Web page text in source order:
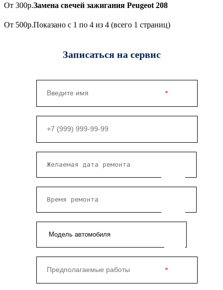
От 300р.Замена свечей зажигания Peugeot 208
От 500р.Показано с 1 по 4 из 4 (всего 1 страниц)
Записаться на сервис